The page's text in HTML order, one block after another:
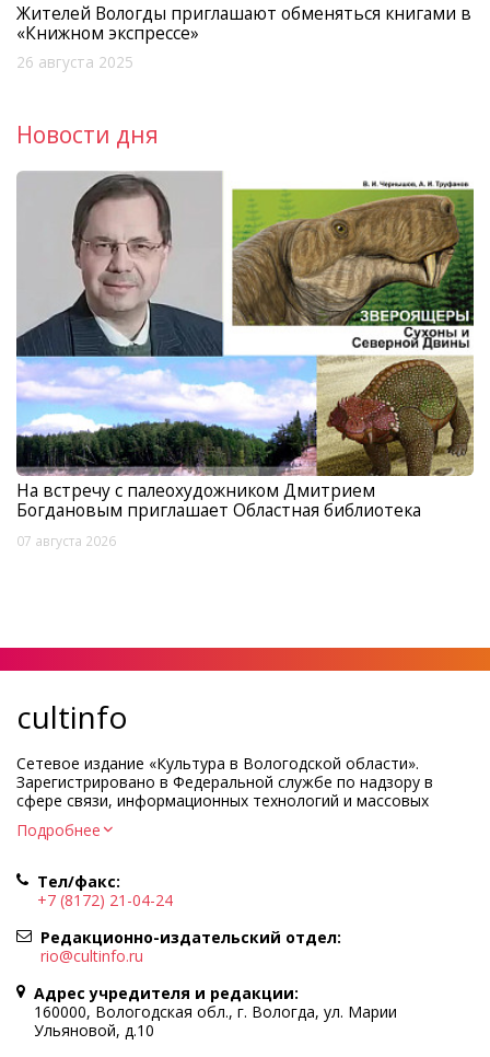
Жителей Вологды приглашают обменяться книгами в
«Книжном экспрессе»
26 августа 2025
Новости дня
На встречу с палеохудожником Дмитрием
Богдановым приглашает Областная библиотека
07 августа 2026
cultinfo
Сетевое издание «Культура в Вологодской области».
Зарегистрировано в Федеральной службе по надзору в
сфере связи, информационных технологий и массовых
Регистрационный номер и дата принятия решения о
Учредитель КУ ВО «Информационно-аналитический центр
культуры»
Адрес учредителя и редакции: 160000, Вологодская обл., г.
Вологда, ул. Марии Ульяновой, д.10
Главный редактор — Легчанова Елена Григорьевна
Политика в отношении обработки персональных данных
При полном или частичном использовании информации
Подробнее
Тел/факс:
+7 (8172) 21-04-24
Редакционно-издательский отдел:
rio@cultinfo.ru
Адрес учредителя и редакции:
160000, Вологодская обл., г. Вологда, ул. Марии
Ульяновой, д.10